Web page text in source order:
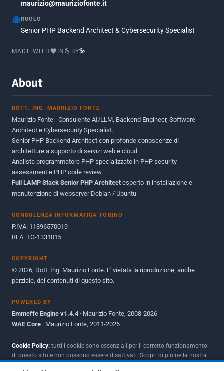
Marzo 2017
Luglio 2016
Febbraio 2016
Giugno 2012
Maggio 2011
Dicembre 2010
Ottobre 2010
Maggio 2010
Giugno 2009
maurizio@mauriziofonte.it
RUOLO
Senior PHP Backend Architect & Cybersecurity Specialist
MADE WITH IN BY
About
DOTT. ING. MAURIZIO FONTE
Maurizio Fonte - Consulente AI/LLM, Backend Engineer, Software
Architect e Cybersecurity Specialist.
Senior PHP Backend Architect con profonde conoscenze di
architetture a supporto di servizi web e cloud.
Analista programmatore PHP specializzato in PHP security
assessment e PHP code review.
Full LAMP Stack Senior PHP Architect esperto in installazione e
manutenzione di webserver Debian / Ubuntu
CONSULENZA INFORMATICA TORINO
P.IVA: 11396570019
REA: TO-1331015
COPYRIGHT
© 2026, Dott. Ing. Maurizio Fonte. E' vietata la riproduzione, anche
parziale, dei contenuti di questo sito.
POWERED BY
Emmeffe Engine v1.4.4 · Maurizio Fonte, 2008-2026
WAE Core · Maurizio Fonte, 2011-2026
Cookie Policy: tutti i cookie sono essenziali per il corretto funzionamento
di questo sito e non possono essere disattivati. Scopri di più nella nostra